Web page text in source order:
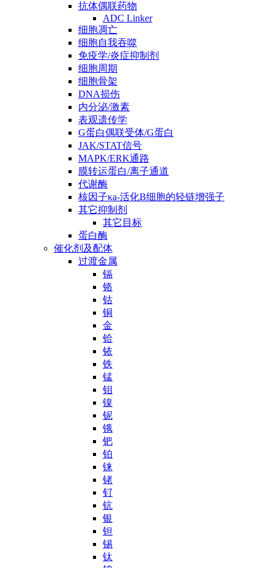
抗体偶联药物
ADC Linker
细胞凋亡
细胞自我吞噬
免疫学/炎症抑制剂
细胞周期
细胞骨架
DNA损伤
内分泌/激素
表观遗传学
G蛋白偶联受体/G蛋白
JAK/STAT信号
MAPK/ERK通路
膜转运蛋白/离子通道
代谢酶
核因子κa-活化B细胞的轻链增强子
其它抑制剂
其它目标
蛋白酶
催化剂及配体
过渡金属
镉
铬
钴
铜
金
铪
铱
铁
锰
钼
镍
铌
锇
钯
铂
铼
铑
钌
钪
银
钽
锡
钛